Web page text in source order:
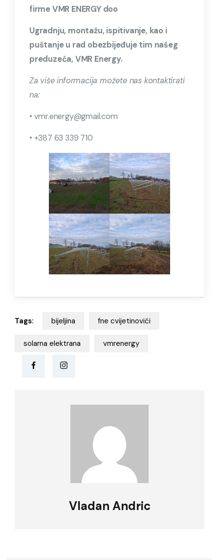
firme VMR ENERGY doo
Ugradnju, montažu, ispitivanje, kao i
puštanje u rad obezbijeđuje tim našeg
preduzeća, VMR Energy.
Za više informacija možete nas kontaktirati
na:
• vmr.energy@gmail.com
• +387 63 339 710
Tags: bijeljina fne cvijetinovići
solarna elektrana vmrenergy
Vladan Andric